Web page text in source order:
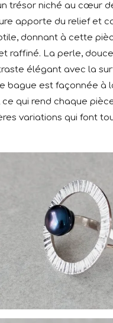
trésor niché au cœur
apporte du relief et
donnant à cette
raffiné. La perle,
élégant avec la
bague est façonnée à
ce qui rend chaque
variations qui font